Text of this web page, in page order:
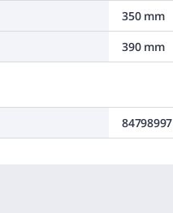
350 mm
390 mm
84798997